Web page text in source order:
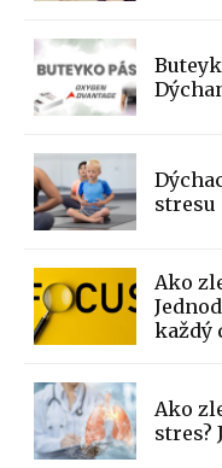
stresu
Ako
každý
Ako
stres?